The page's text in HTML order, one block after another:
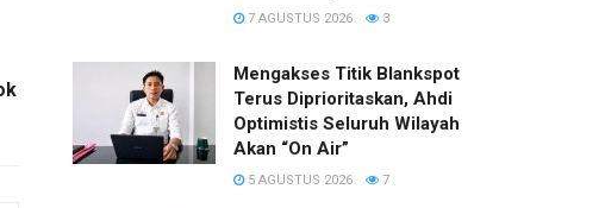
7 AGUSTUS 2026 3
Mengakses Titik Blankspot
Terus Diprioritaskan, Ahdi
Optimistis Seluruh Wilayah
Akan “On Air”
5 AGUSTUS 2026 7